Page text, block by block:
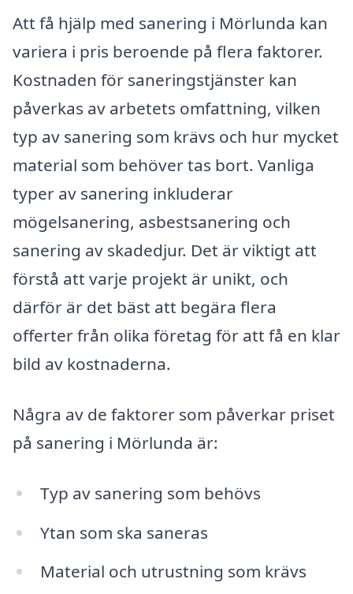
Att få hjälp med sanering i Mörlunda kan
variera i pris beroende på flera faktorer.
Kostnaden för saneringstjänster kan
påverkas av arbetets omfattning, vilken
typ av sanering som krävs och hur mycket
material som behöver tas bort. Vanliga
typer av sanering inkluderar
mögelsanering, asbestsanering och
sanering av skadedjur. Det är viktigt att
förstå att varje projekt är unikt, och
därför är det bäst att begära flera
offerter från olika företag för att få en klar
bild av kostnaderna.
Några av de faktorer som påverkar priset
på sanering i Mörlunda är:
Typ av sanering som behövs
Ytan som ska saneras
Material och utrustning som krävs